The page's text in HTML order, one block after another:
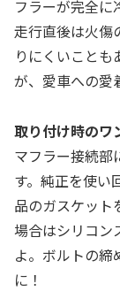
フラーが完全に
走行直後は火傷
りにくいこと
が、愛車への愛
取り付け時のワ
マフラー接続部
す。純正を使い
品のガスケット
場合はシリコン
よ。ボルトの締
に！